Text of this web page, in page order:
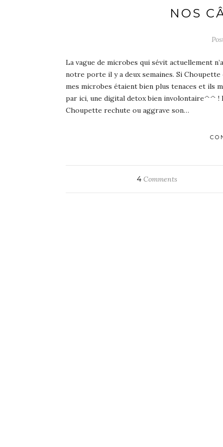
NOS
La vague de microbes qui sévit actuellement
notre porte il y a deux semaines. Si
mes microbes étaient bien plus tenaces et ils
par ici, une digital detox bien involontaire^^ !
Choupette rechute ou aggrave son…
4Comments